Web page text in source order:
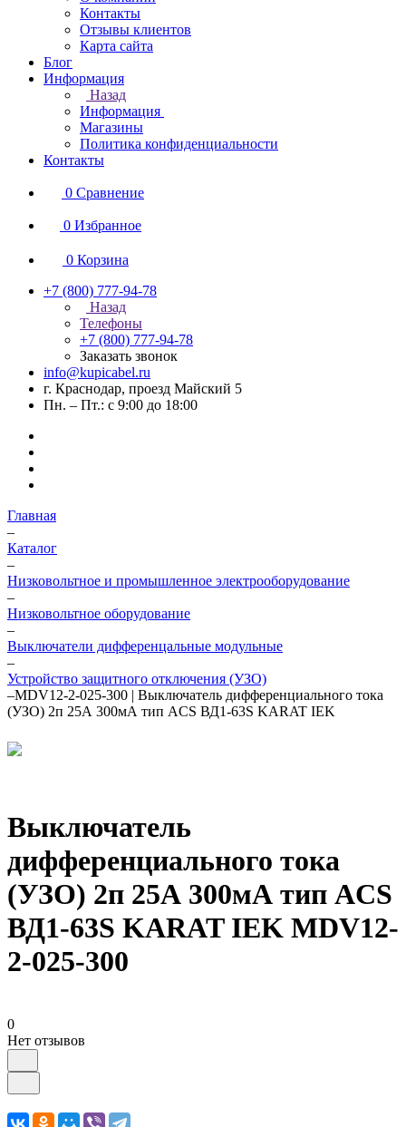
Контакты
Отзывы клиентов
Карта сайта
Блог
Информация
Назад
Информация
Магазины
Политика конфиденциальности
Контакты
0 Сравнение
0 Избранное
0 Корзина
+7 (800) 777-94-78
Назад
Телефоны
+7 (800) 777-94-78
Заказать звонок
info@kupicabel.ru
г. Краснодар, проезд Майский 5
Пн. – Пт.: с 9:00 до 18:00
Главная
–
Каталог
–
Низковольтное и промышленное электрооборудование
–
Низковольтное оборудование
–
Выключатели дифференцальные модульные
–
Устройство защитного отключения (УЗО)
–MDV12-2-025-300 | Выключатель дифференциального тока
(УЗО) 2п 25А 300мА тип ACS ВД1-63S KARAT IEK
Выключатель
дифференциального тока
(УЗО) 2п 25А 300мА тип ACS
ВД1-63S KARAT IEK MDV12-
2-025-300
0
Нет отзывов